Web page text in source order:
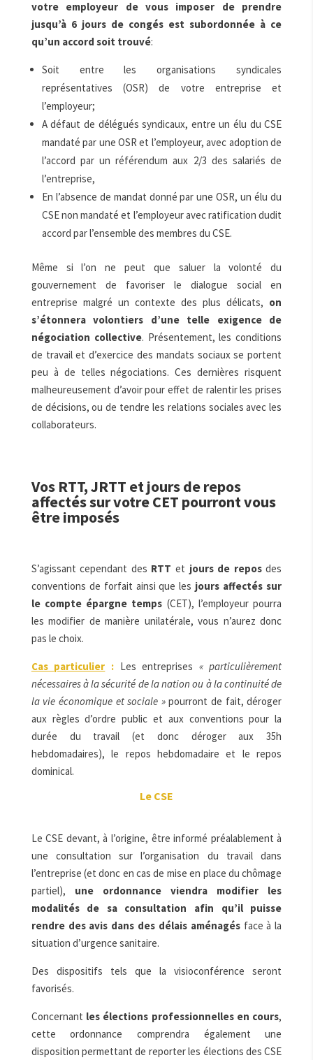
votre employeur de vous imposer de prendre
jusqu’à 6 jours de congés est subordonnée à ce
qu’un accord soit trouvé:
Soit entre les organisations syndicales
représentatives (OSR) de votre entreprise et
l’employeur;
A défaut de délégués syndicaux, entre un élu du CSE
mandaté par une OSR et l’employeur, avec adoption de
l’accord par un référendum aux 2/3 des salariés de
l’entreprise,
En l’absence de mandat donné par une OSR, un élu du
CSE non mandaté et l’employeur avec ratification dudit
accord par l’ensemble des membres du CSE.
Même si l’on ne peut que saluer la volonté du
gouvernement de favoriser le dialogue social en
entreprise malgré un contexte des plus délicats, on
s’étonnera volontiers d’une telle exigence de
négociation collective. Présentement, les conditions
de travail et d’exercice des mandats sociaux se portent
peu à de telles négociations. Ces dernières risquent
malheureusement d’avoir pour effet de ralentir les prises
de décisions, ou de tendre les relations sociales avec les
collaborateurs.
Vos RTT, JRTT et jours de repos
affectés sur votre CET pourront vous
être imposés
S’agissant cependant des RTT et jours de reposdes
conventions de forfait ainsi que les jours affectés sur
le compte épargne temps (CET), l’employeur pourra
les modifier de manière unilatérale, vous n’aurez donc
pas le choix.
Cas particulier :Les entreprises « particulièrement
nécessaires à la sécurité de la nation ou à la continuité de
la vie économique et sociale »pourront de fait, déroger
aux règles d’ordre public et aux conventions pour la
durée du travail (et donc déroger aux 35h
hebdomadaires), le repos hebdomadaire et le repos
dominical.
Le CSE
Le CSE devant, à l’origine, être informé préalablement à
une consultation sur l’organisation du travail dans
l’entreprise (et donc en cas de mise en place du chômage
partiel), une ordonnance viendra modifier les
modalités de sa consultation afin qu’il puisse
rendre des avis dans des délais aménagésface à la
situation d’urgence sanitaire.
Des dispositifs tels que la visioconférence seront
favorisés.
Concernant les élections professionnelles en cours,
cette ordonnance comprendra également une
disposition permettant de reporter les élections des CSE